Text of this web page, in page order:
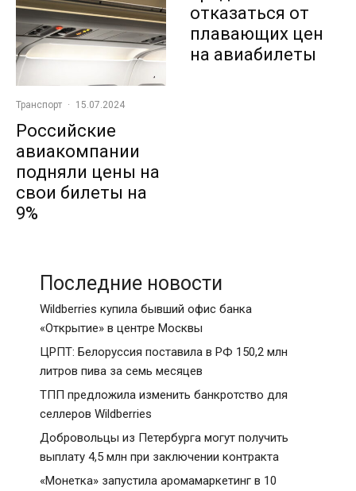
Транспорт · 15.07.2024
Российские
авиакомпании
подняли цены на
свои билеты на
9%
отказаться от
плавающих цен
на авиабилеты
Последние новости
Wildberries купила бывший офис банка
«Открытие» в центре Москвы
ЦРПТ: Белоруссия поставила в РФ 150,2 млн
литров пива за семь месяцев
ТПП предложила изменить банкротство для
селлеров Wildberries
Добровольцы из Петербурга могут получить
выплату 4,5 млн при заключении контракта
«Монетка» запустила аромамаркетинг в 10